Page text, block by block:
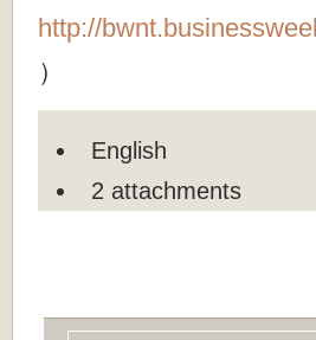
http://
）
English
2 attachments